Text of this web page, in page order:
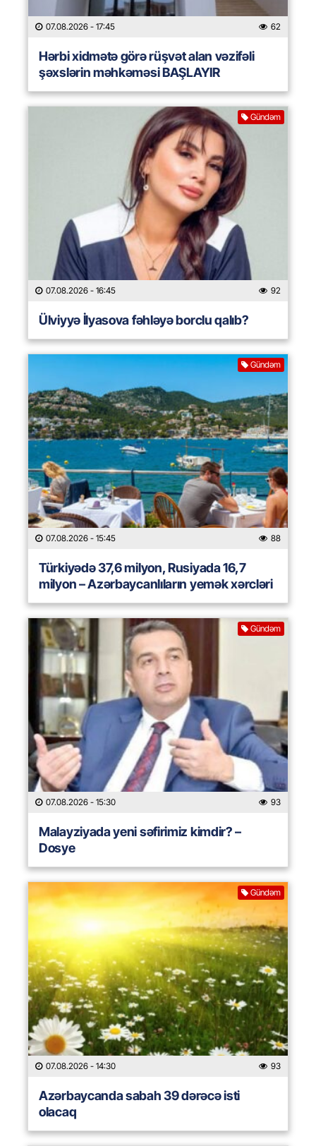
07.08.2026 - 17:45 62
Hərbi xidmətə görə rüşvət alan vəzifəli
şəxslərin məhkəməsi BAŞLAYIR
Gündəm
07.08.2026 - 16:45 92
Ülviyyə İlyasova fəhləyə borclu qalıb?
Gündəm
07.08.2026 - 15:45 88
Türkiyədə 37,6 milyon, Rusiyada 16,7
milyon – Azərbaycanlıların yemək xərcləri
Gündəm
07.08.2026 - 15:30 93
Malayziyada yeni səfirimiz kimdir? –
Dosye
Gündəm
07.08.2026 - 14:30 93
Azərbaycanda sabah 39 dərəcə isti
olacaq